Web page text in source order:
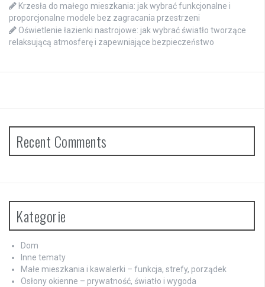
Krzesła do małego mieszkania: jak wybrać funkcjonalne i
proporcjonalne modele bez zagracania przestrzeni
Oświetlenie łazienki nastrojowe: jak wybrać światło tworzące
relaksującą atmosferę i zapewniające bezpieczeństwo
Recent Comments
Kategorie
Dom
Inne tematy
Małe mieszkania i kawalerki – funkcja, strefy, porządek
Osłony okienne – prywatność, światło i wygoda